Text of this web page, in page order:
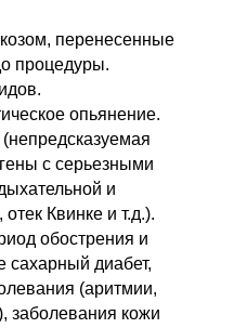
перенесенные
процедуры.
опьянение.
с серьезными
и
Квинке и т.д.).
обострения и
сахарный диабет,
(аритмии,
заболевания кожи